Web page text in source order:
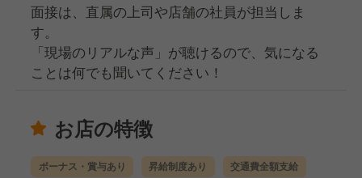
面接は、直属の上司や店舗の社員が担当しま
す。
「現場のリアルな声」が聴けるので、気になる
ことは何でも聞いてください！
お店の特徴
ボーナス・賞与あり 昇給制度あり 交通費全額支給